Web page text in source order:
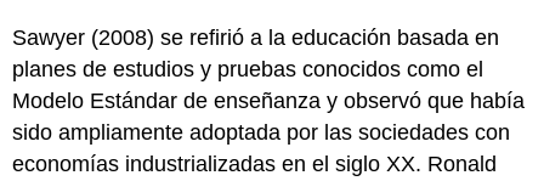
Sawyer (2008) se refirió a la educación basada en
planes de estudios y pruebas conocidos como el
Modelo Estándar de enseñanza y observó que había
sido ampliamente adoptada por las sociedades con
economías industrializadas en el siglo XX. Ronald